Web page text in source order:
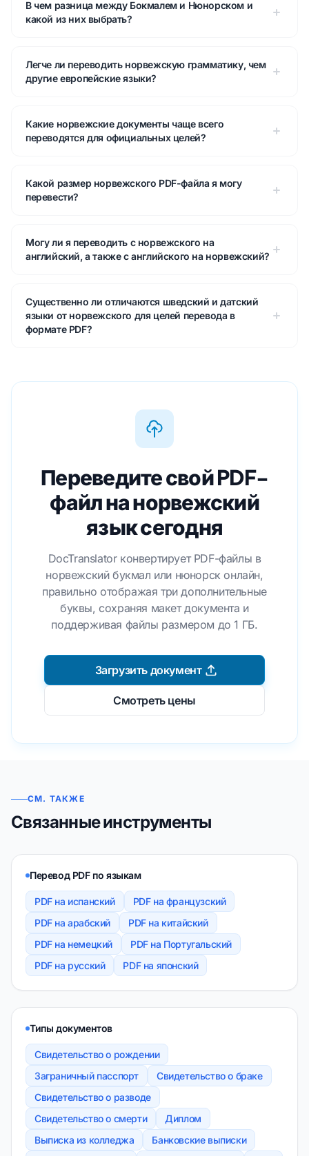
В чем разница между Бокмалем и Нюнорском и
какой из них выбрать?
Легче ли переводить норвежскую грамматику, чем
другие европейские языки?
Какие норвежские документы чаще всего
переводятся для официальных целей?
Какой размер норвежского PDF-файла я могу
перевести?
Могу ли я переводить с норвежского на
английский, а также с английского на норвежский?
Существенно ли отличаются шведский и датский
языки от норвежского для целей перевода в
формате PDF?
Переведите свой PDF-
файл на норвежский
язык сегодня
DocTranslator конвертирует PDF-файлы в
норвежский букмал или нюнорск онлайн,
правильно отображая три дополнительные
буквы, сохраняя макет документа и
поддерживая файлы размером до 1 ГБ.
Загрузить документ
Смотреть цены
СМ. ТАКЖЕ
Связанные инструменты
Перевод PDF по языкам
PDF на испанский
PDF на французский
PDF на арабский
PDF на китайский
PDF на немецкий
PDF на Португальский
PDF на русский
PDF на японский
Типы документов
Свидетельство о рождении
Заграничный пасспорт
Свидетельство о браке
Свидетельство о разводе
Свидетельство о смерти
Диплом
Выписка из колледжа
Банковские выписки